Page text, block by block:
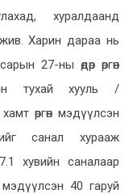
хуралдаанд
Харин дараа нь
27-ны өдөр өргөн
тухай хууль /
өргөн мэдүүлсэн
санал хурааж
хувийн саналаар
мэдүүлсэн 40 гаруй